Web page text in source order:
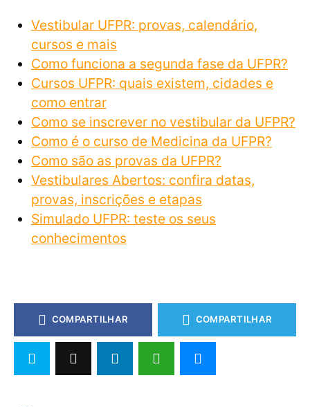
Vestibular UFPR: provas, calendário,
cursos e mais
Como funciona a segunda fase da UFPR?
Cursos UFPR: quais existem, cidades e
como entrar
Como se inscrever no vestibular da UFPR?
Como é o curso de Medicina da UFPR?
Como são as provas da UFPR?
Vestibulares Abertos: confira datas,
provas, inscrições e etapas
Simulado UFPR: teste os seus
conhecimentos
COMPARTILHAR COMPARTILHAR